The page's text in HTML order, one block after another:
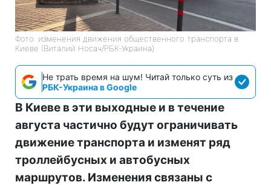
Фото: изменения движения общественного транспорта в
Киеве (Виталий Носач/РБК-Украина)
Не трать время на шум! Читай только суть из
РБК-Украина в Google
В Киеве в эти выходные и в течение
августа частично будут ограничивать
движение транспорта и изменят ряд
троллейбусных и автобусных
маршрутов. Изменения связаны с